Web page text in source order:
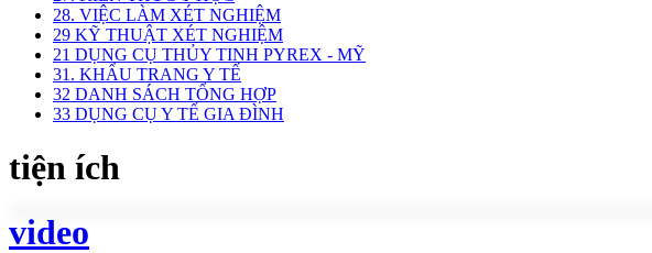
28. VIỆC LÀM XÉT NGHIỆM
29 KỸ THUẬT XÉT NGHIỆM
21 DỤNG CỤ THỦY TINH PYREX - MỸ
31. KHẨU TRANG Y TẾ
32 DANH SÁCH TỔNG HỢP
33 DỤNG CỤ Y TẾ GIA ĐÌNH
tiện ích
video